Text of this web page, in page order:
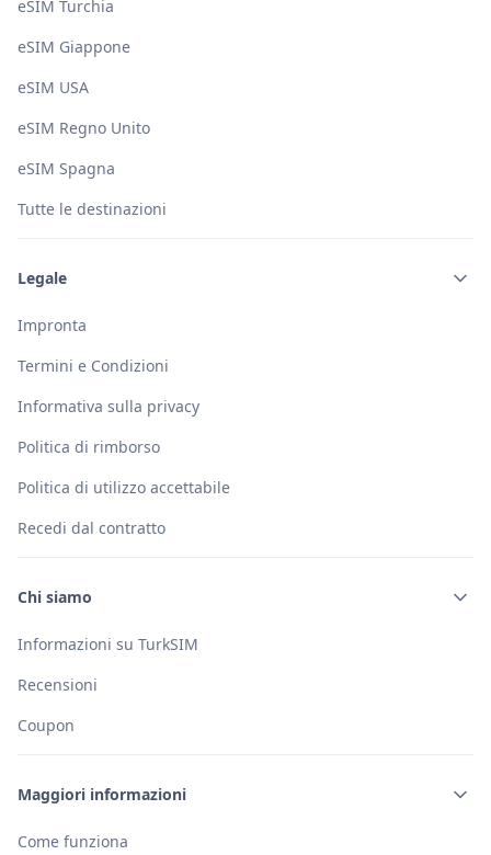
eSIM Turchia
eSIM Giappone
eSIM USA
eSIM Regno Unito
eSIM Spagna
Tutte le destinazioni
Legale
Impronta
Termini e Condizioni
Informativa sulla privacy
Politica di rimborso
Politica di utilizzo accettabile
Recedi dal contratto
Chi siamo
Informazioni su TurkSIM
Recensioni
Coupon
Maggiori informazioni
Come funziona